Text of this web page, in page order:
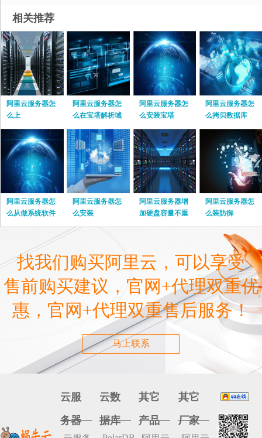
相关推荐
阿里云服务器怎
么上
阿里云服务器怎
么在宝塔解析域
阿里云服务器怎
么安装宝塔
阿里云服务器怎
么拷贝数据库
阿里云服务器怎
么从做系统软件
阿里云服务器怎
么安装
阿里云服务器增
加硬盘容量不重
阿里云服务器怎
么装防御
找我们购买阿里云，可以享受
售前购买建议，官网+代理双重优
惠，官网+代理双重售后服务！
马上联系
云服
务器
云数
据库
其它
产品
其它
厂家